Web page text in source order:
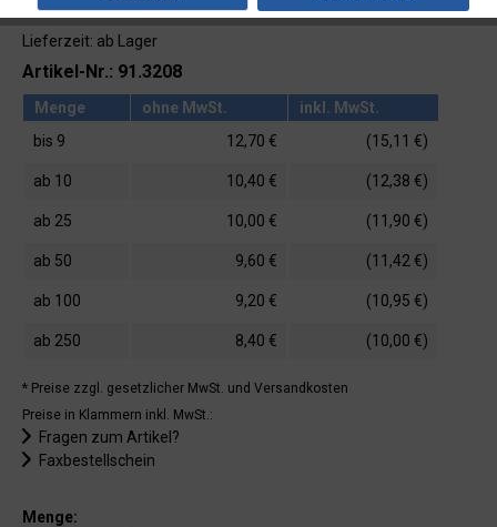
Lieferzeit: ab Lager
Artikel-Nr.: 91.3208
Menge ohne MwSt.
inkl. MwSt.
bis 9 12,70 € (15,11 €)
ab 10 10,40 € (12,38 €)
ab 25 10,00 € (11,90 €)
ab 50 9,60 € (11,42 €)
ab 100 9,20 € (10,95 €)
ab 250 8,40 € (10,00 €)
* Preise zzgl. gesetzlicher MwSt. und Versandkosten
Preise in Klammern inkl. MwSt.:
Fragen zum Artikel?
Faxbestellschein
Menge: